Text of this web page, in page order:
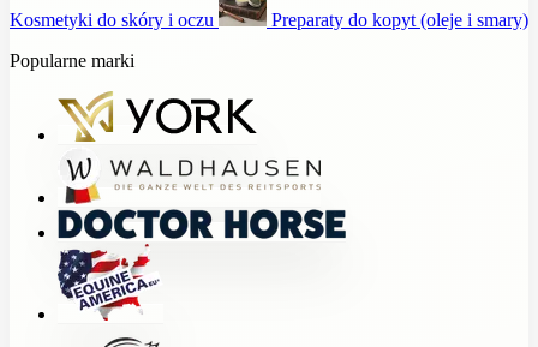
Kosmetyki do skóry i oczu
Preparaty do kopyt (oleje i smary)
Popularne marki